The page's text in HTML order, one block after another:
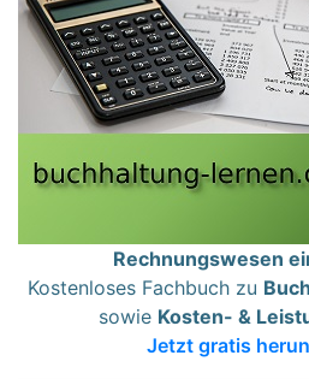
Rechnungswesen
Kostenloses Fachbuch zu
sowie Kosten- &
Jetzt gratis